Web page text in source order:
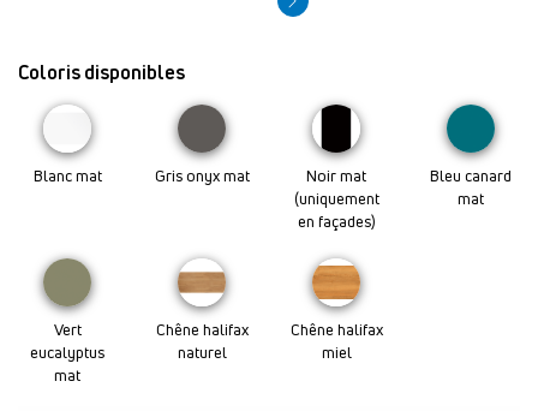
Coloris disponibles
Blanc mat Gris onyx mat
Noir mat
(uniquement
en façades)
Bleu canard
mat
Vert
eucalyptus
mat
Chêne halifax
naturel
Chêne halifax
miel